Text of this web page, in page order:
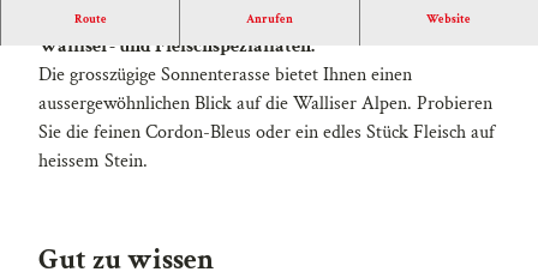
e
l
S
p
a
h
Route Anrufen Website
Lassen Sie sich gerne im Säli verwöhnen mit diversen
Walliser- und Fleischspezialiäten.
Die grosszügige Sonnenterasse bietet Ihnen einen
aussergewöhnlichen Blick auf die Walliser Alpen. Probieren
Sie die feinen Cordon-Bleus oder ein edles Stück Fleisch auf
heissem Stein.
Gut zu wissen